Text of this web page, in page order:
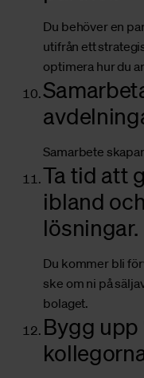
Du behöver en
utifrån ett
optimera hur du
Samarbete
Ta tid att
ibland
lösningar.
Du kommer bli
ske om ni på
bolaget.
Bygg upp